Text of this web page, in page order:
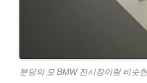
분당의 모 BMW 전시장이랑 비슷